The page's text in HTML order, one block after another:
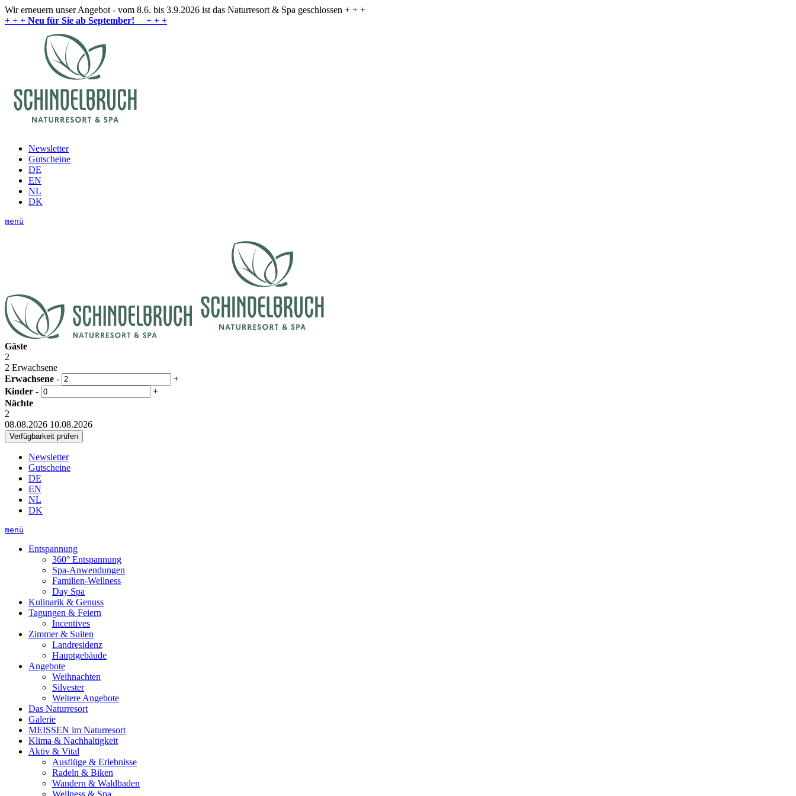
Wir erneuern unser Angebot - vom 8.6. bis 3.9.2026 ist das Naturresort & Spa geschlossen + + +
+ + + Neu für Sie ab September! + + +
Newsletter
Gutscheine
DE
EN
NL
DK
menü
Gäste
2
2 Erwachsene
Erwachsene -
+
Kinder -
+
Nächte
2
08.08.2026 10.08.2026
Newsletter
Gutscheine
DE
EN
NL
DK
menü
Entspannung
360° Entspannung
Spa-Anwendungen
Familien-Wellness
Day Spa
Kulinarik & Genuss
Tagungen & Feiern
Incentives
Zimmer & Suiten
Landresidenz
Hauptgebäude
Angebote
Weihnachten
Silvester
Weitere Angebote
Das Naturresort
Galerie
MEISSEN im Naturresort
Klima & Nachhaltigkeit
Aktiv & Vital
Ausflüge & Erlebnisse
Radeln & Biken
Wandern & Waldbaden
Wellness & Spa